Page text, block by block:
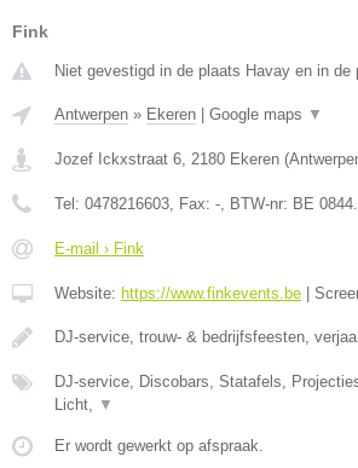
Fink
Niet gevestigd in de plaats Havay en in de
Antwerpen » Ekeren Google maps ▼
Jozef Ickxstraat 6, 2180 Ekeren (
Tel: 0478216603, Fax: -, BTW-nr: BE
E-mail › Fink
Website: https://www.finkevents.be
DJ-service, trouw- & bedrijfsfeesten,
DJ-service, Discobars, Statafels,
Licht, ▼
Er wordt gewerkt op afspraak.